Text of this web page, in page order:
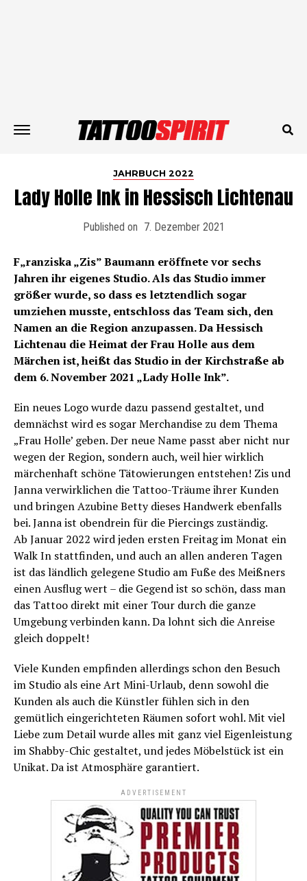
JAHRBUCH 2022
Lady Holle Ink in Hessisch Lichtenau
Published on 7. Dezember 2021
F„ranziska „Zis” Baumann eröffnete vor sechs
Jahren ihr eigenes Studio. Als das Studio immer
größer wurde, so dass es letztendlich sogar
umziehen musste, entschloss das Team sich, den
Namen an die Region anzupassen. Da Hessisch
Lichtenau die Heimat der Frau Holle aus dem
Märchen ist, heißt das Studio in der Kirchstraße ab
dem 6. November 2021 „Lady Holle Ink”.
Ein neues Logo wurde dazu passend gestaltet, und
demnächst wird es sogar Merchandise zu dem Thema
„Frau Holle’ geben. Der neue Name passt aber nicht nur
wegen der Region, sondern auch, weil hier wirklich
märchenhaft schöne Tätowierungen entstehen! Zis und
Janna verwirklichen die Tattoo-Träume ihrer Kunden
und bringen Azubine Betty dieses Handwerk ebenfalls
bei. Janna ist obendrein für die Piercings zuständig.
Ab Januar 2022 wird jeden ersten Freitag im Monat ein
Walk In stattfinden, und auch an allen anderen Tagen
ist das ländlich gelegene Studio am Fuße des Meißners
einen Ausflug wert – die Gegend ist so schön, dass man
das Tattoo direkt mit einer Tour durch die ganze
Umgebung verbinden kann. Da lohnt sich die Anreise
gleich doppelt!
Viele Kunden empfinden allerdings schon den Besuch
im Studio als eine Art Mini-Urlaub, denn sowohl die
Kunden als auch die Künstler fühlen sich in den
gemütlich eingerichteten Räumen sofort wohl. Mit viel
Liebe zum Detail wurde alles mit ganz viel Eigenleistung
im Shabby-Chic gestaltet, und jedes Möbelstück ist ein
Unikat. Da ist Atmosphäre garantiert.
ADVERTISEMENT